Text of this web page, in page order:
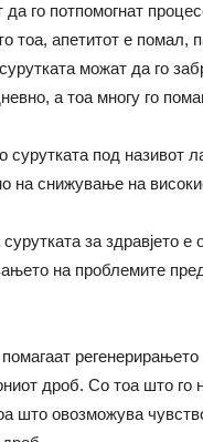
да го потпомогнат
тоа, апетитот е помал,
можат да го
а тоа многу го
под називот
на снижување на
за здравјето е
на проблемите
дроб. Со тоа што го
што овозможува